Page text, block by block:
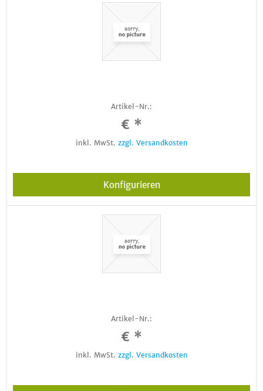
Artikel-Nr.:
€ *
inkl. MwSt. zzgl. Versandkosten
Konfigurieren
Artikel-Nr.:
€ *
inkl. MwSt. zzgl. Versandkosten